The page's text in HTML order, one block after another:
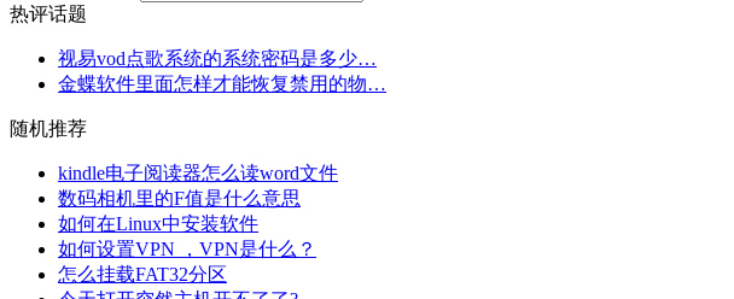
热评话题
视易vod点歌系统的系统密码是多少…
金蝶软件里面怎样才能恢复禁用的物…
随机推荐
kindle电子阅读器怎么读word文件
数码相机里的F值是什么意思
如何在Linux中安装软件
如何设置VPN ，VPN是什么？
怎么挂载FAT32分区